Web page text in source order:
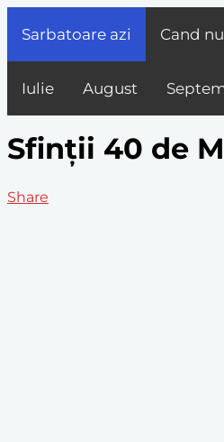
Sarbatoare azi Cand
Iulie August
Sfinții 40 de
Share